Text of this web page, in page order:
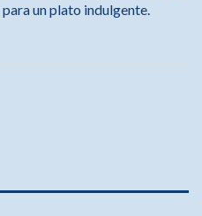
un plato indulgente.